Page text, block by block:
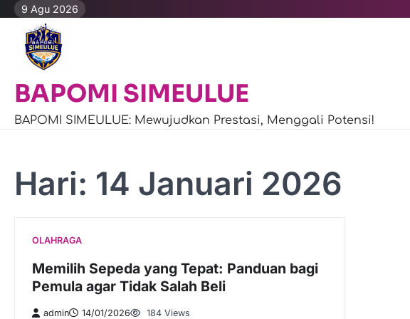
Skip
content
9 Agu 2026
BAPOMI SIMEULUE
BAPOMI SIMEULUE: Mewujudkan Prestasi, Menggali Potensi!
Hari: 14 Januari 2026
OLAHRAGA
Memilih Sepeda yang Tepat: Panduan bagi
Pemula agar Tidak Salah Beli
admin 14/01/2026 184 Views